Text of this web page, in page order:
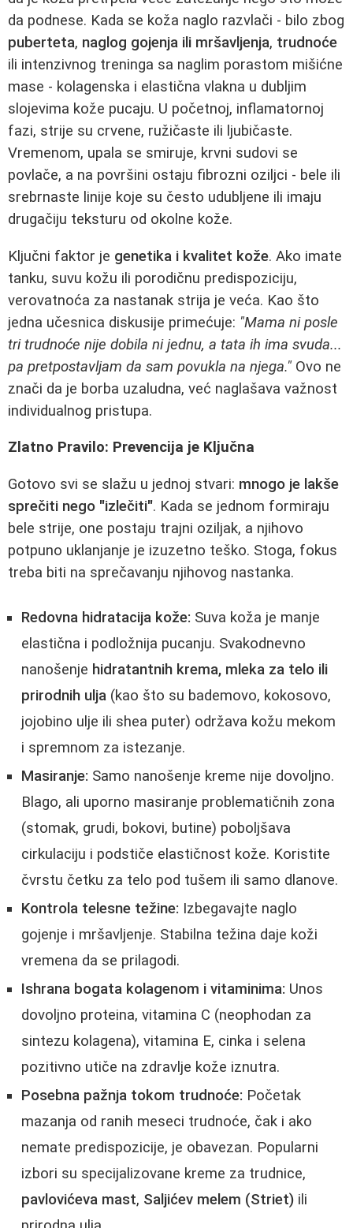
da podnese. Kada se koža naglo razvlači - bilo zbog
puberteta, naglog gojenja ili mršavljenja, trudnoće
ili intenzivnog treninga sa naglim porastom mišićne
mase - kolagenska i elastična vlakna u dubljim
slojevima kože pucaju. U početnoj, inflamatornoj
fazi, strije su crvene, ružičaste ili ljubičaste.
Vremenom, upala se smiruje, krvni sudovi se
povlače, a na površini ostaju fibrozni oziljci - bele ili
srebrnaste linije koje su često udubljene ili imaju
drugačiju teksturu od okolne kože.
Ključni faktor je genetika i kvalitet kože. Ako imate
tanku, suvu kožu ili porodičnu predispoziciju,
verovatnoća za nastanak strija je veća. Kao što
jedna učesnica diskusije primećuje: "Mama ni posle
tri trudnoće nije dobila ni jednu, a tata ih ima svuda...
pa pretpostavljam da sam povukla na njega." Ovo ne
znači da je borba uzaludna, već naglašava važnost
individualnog pristupa.
Zlatno Pravilo: Prevencija je Ključna
Gotovo svi se slažu u jednoj stvari: mnogo je lakše
sprečiti nego "izlečiti". Kada se jednom formiraju
bele strije, one postaju trajni oziljak, a njihovo
potpuno uklanjanje je izuzetno teško. Stoga, fokus
treba biti na sprečavanju njihovog nastanka.
Redovna hidratacija kože: Suva koža je manje
elastična i podložnija pucanju. Svakodnevno
nanošenje hidratantnih krema, mleka za telo ili
prirodnih ulja (kao što su bademovo, kokosovo,
jojobino ulje ili shea puter) održava kožu mekom
i spremnom za istezanje.
Masiranje: Samo nanošenje kreme nije dovoljno.
Blago, ali uporno masiranje problematičnih zona
(stomak, grudi, bokovi, butine) poboljšava
cirkulaciju i podstiče elastičnost kože. Koristite
čvrstu četku za telo pod tušem ili samo dlanove.
Kontrola telesne težine: Izbegavajte naglo
gojenje i mršavljenje. Stabilna težina daje koži
vremena da se prilagodi.
Ishrana bogata kolagenom i vitaminima: Unos
dovoljno proteina, vitamina C (neophodan za
sintezu kolagena), vitamina E, cinka i selena
pozitivno utiče na zdravlje kože iznutra.
Posebna pažnja tokom trudnoće: Početak
mazanja od ranih meseci trudnoće, čak i ako
nemate predispozicije, je obavezan. Popularni
izbori su specijalizovane kreme za trudnice,
pavlovićeva mast, Saljićev melem (Striet) ili